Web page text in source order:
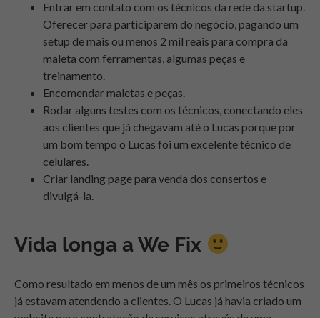
Entrar em contato com os técnicos da rede da startup.
Oferecer para participarem do negócio, pagando um
setup de mais ou menos 2 mil reais para compra da
maleta com ferramentas, algumas peças e
treinamento.
Encomendar maletas e peças.
Rodar alguns testes com os técnicos, conectando eles
aos clientes que já chegavam até o Lucas porque por
um bom tempo o Lucas foi um excelente técnico de
celulares.
Criar landing page para venda dos consertos e
divulgá-la.
Vida longa a We Fix
Como resultado em menos de um mês os primeiros técnicos
já estavam atendendo a clientes. O Lucas já havia criado um